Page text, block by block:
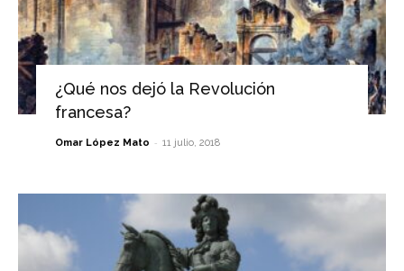
¿Qué nos dejó la Revolución
francesa?
Omar López Mato - 11 julio, 2018